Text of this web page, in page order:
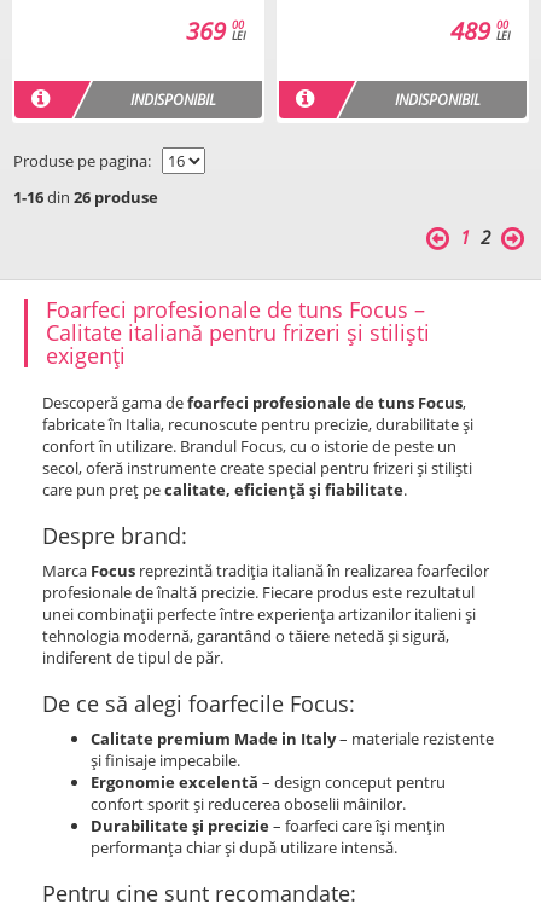
00
LEI
369
INDISPONIBIL
00
LEI
489
INDISPONIBIL
Produse pe pagina:
1-16din 26 produse
1 2
Foarfeci profesionale de tuns Focus –
Calitate italiană pentru frizeri și stiliști
exigenți
Descoperă gama defoarfeci profesionale de tuns Focus,
fabricate în Italia, recunoscute pentru precizie, durabilitate și
confort în utilizare. Brandul Focus, cu o istorie de peste un
secol, oferă instrumente create special pentru frizeri și stiliști
care pun preț pecalitate, eficiență și fiabilitate.
Despre brand:
Marca Focus reprezintă tradiția italiană în realizarea foarfecilor
profesionale de înaltă precizie. Fiecare produs este rezultatul
unei combinații perfecte între experiența artizanilor italieni și
tehnologia modernă, garantând o tăiere netedă și sigură,
indiferent de tipul de păr.
De ce să alegi foarfecile Focus:
Calitate premium Made in Italy– materiale rezistente
și finisaje impecabile.
Ergonomie excelentă – design conceput pentru
confort sporit și reducerea oboselii mâinilor.
Durabilitate și precizie– foarfeci care își mențin
performanța chiar și după utilizare intensă.
Pentru cine sunt recomandate: